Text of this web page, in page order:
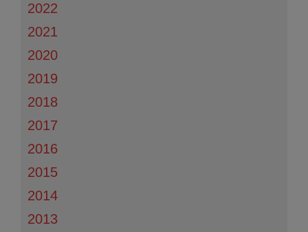
2022
2021
2020
2019
2018
2017
2016
2015
2014
2013